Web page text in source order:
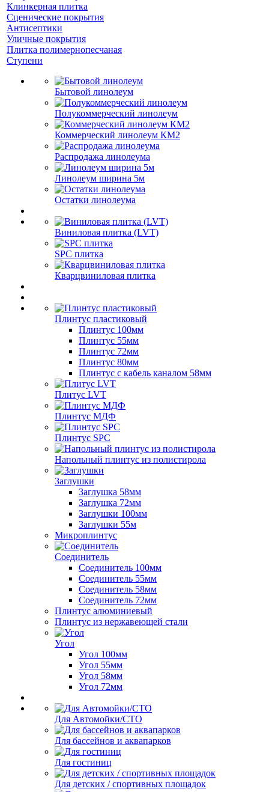
Клинкерная плитка
Сценические покрытия
Антисептики
Уличные покрытия
Плитка полимернопесчаная
Ступени
Бытовой линолеум
Полукоммерческий линолеум
Коммерческий линолеум КМ2
Распродажа линолеума
Линолеум ширина 5м
Остатки линолеума
Виниловая плитка (LVT)
SPC плитка
Кварцвиниловая плитка
Плинтус пластиковый
Плинтус 100мм
Плинтус 55мм
Плинтус 72мм
Плинтус 80мм
Плинтус с кабель каналом 58мм
Плитус LVT
Плинтус МДФ
Плинтус SPC
Напольный плинтус из полистирола
Заглушки
Заглушка 58мм
Заглушка 72мм
Заглушки 100мм
Заглушки 55м
Микроплинтус
Соединитель
Соединитель 100мм
Соединитель 55мм
Соединитель 58мм
Соединитель 72мм
Плинтус алюминиевый
Плинтус из нержавеющей стали
Угол
Угол 100мм
Угол 55мм
Угол 58мм
Угол 72мм
Для Автомойки/СТО
Для бассейнов и аквапарков
Для гостиниц
Для детских / спортивных площадок